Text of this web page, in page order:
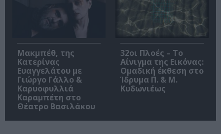
Μακμπέθ, της
Κατερίνας
Ευαγγελάτου με
Γιώργο Γάλλο &
Καρυοφυλλιά
Καραμπέτη στο
Θέατρο Βασιλάκου
32οι Πλοές – Το
Αίνιγμα της Εικόνας:
Ομαδική έκθεση στο
Ίδρυμα Π. & Μ.
Κυδωνιέως